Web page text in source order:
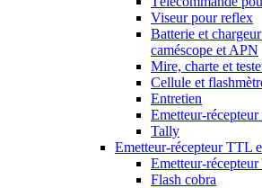
Viseur pour reflex
Batterie et
caméscope et APN
Mire, charte et
Cellule et
Entretien
Emetteur-
Tally
Emetteur-récepteur TTL
Emetteur-
Flash cobra